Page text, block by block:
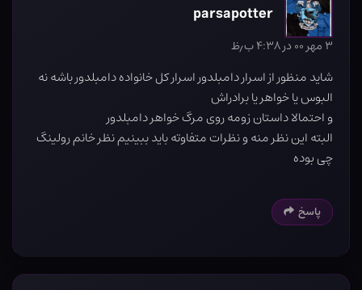
parsapotter
۳ مهر ۰۰ در ۴:۳۸ ب٫ظ
شاید منظور از اسرار دامبلدور اسرار کل خانواده دامبلدور باشه نه
البوس یا خواهر یا برادراش
و احتمالا داستان زومه روی مرگ خواهر دامبلدور
البته این نظر منه و نظرات متفاوته باید ببینیم نظر خانم رولینگ
چی بوده
پاسخ